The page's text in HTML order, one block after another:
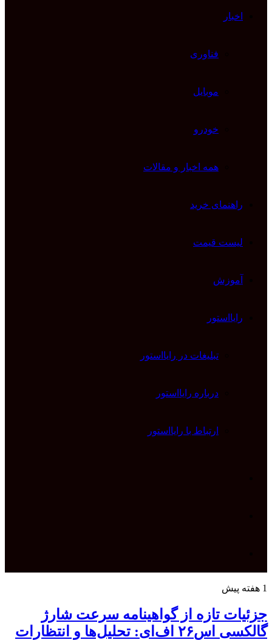
اخبار
فناوری
موبایل
خودرو
همه اخبار و مقالات
راهنمای خرید
لیست قیمت
آموزش
رایااستور
تبلیغات در رایااستور
درباره رایااستور
ارتباط با رایااستور
برای 1 هفته پیش
جزئیات تازه از گواهینامه سرعت شارژ
گالکسی اس۲۶ اف‌ای: تحلیل‌ها و انتظارات